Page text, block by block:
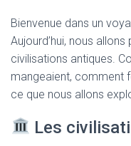
Bienvenue dans un
Aujourd’hui, nous
civilisations antiques.
mangeaient, comment
ce que nous allons
Les